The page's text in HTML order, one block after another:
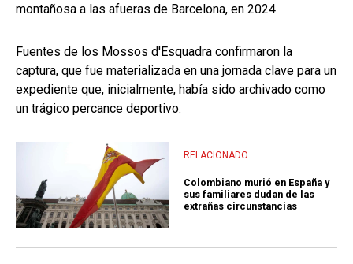
montañosa a las afueras de Barcelona, en 2024.
Fuentes de los Mossos d'Esquadra confirmaron la
captura, que fue materializada en una jornada clave para un
expediente que, inicialmente, había sido archivado como
un trágico percance deportivo.
RELACIONADO
Colombiano murió en España y
sus familiares dudan de las
extrañas circunstancias